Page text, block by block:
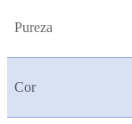
Pureza
Cor